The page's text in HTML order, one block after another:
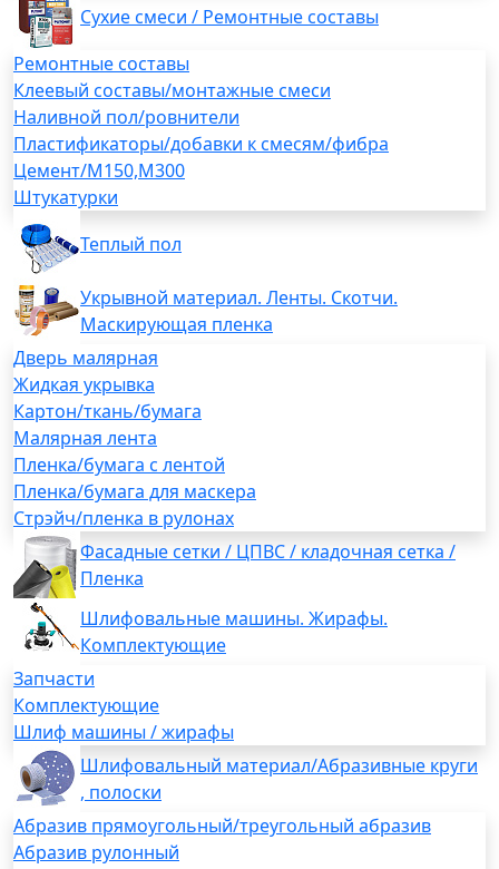
Сухие смеси / Ремонтные составы
Ремонтные составы
Клеевый составы/монтажные смеси
Наливной пол/ровнители
Пластификаторы/добавки к смесям/фибра
Цемент/М150,М300
Штукатурки
Теплый пол
Укрывной материал. Ленты. Скотчи.
Маскирующая пленка
Дверь малярная
Жидкая укрывка
Картон/ткань/бумага
Малярная лента
Пленка/бумага с лентой
Пленка/бумага для маскера
Стрэйч/пленка в рулонах
Фасадные сетки / ЦПВС / кладочная сетка /
Пленка
Шлифовальные машины. Жирафы.
Комплектующие
Запчасти
Комплектующие
Шлиф машины / жирафы
Шлифовальный материал/Абразивные круги
, полоски
Абразив прямоугольный/треугольный абразив
Абразив рулонный